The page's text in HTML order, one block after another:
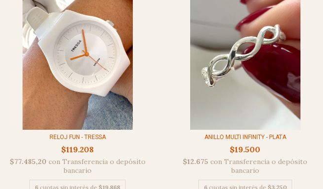
RELOJ FUN - TRESSA
$119.208
$77.485,20 con Transferencia o depósito
bancario
6 cuotas sin interés de $19.868
ANILLO MULTI INFINITY - PLATA
$19.500
$12.675con Transferencia o depósito
bancario
6 cuotas sin interés de $3.250